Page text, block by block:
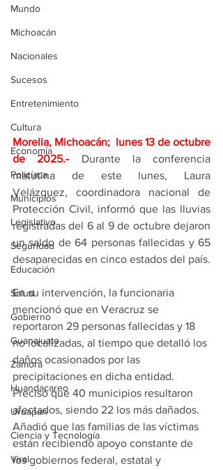
Mundo
Michoacán
Nacionales
Sucesos
Entretenimiento
Cultura
Economía
Policíaca
Municipios
Legislativo
Seguridad
Educación
Salud
Gobierno
Guanajuato
Zamora
Huandacareo
Uruapan
Ciencia y Tecnología
Viral
Morelia, Michoacán;  lunes 13 de octubre
de 2025.- Durante la conferencia
matutina de este lunes, Laura
Velázquez, coordinadora nacional de
Protección Civil, informó que las lluvias
registradas del 6 al 9 de octubre dejaron
un saldo de 64 personas fallecidas y 65
desaparecidas en cinco estados del país.
En su intervención, la funcionaria
mencionó que en Veracruz se
reportaron 29 personas fallecidas y 18
no localizadas, al tiempo que detalló los
daños ocasionados por las
precipitaciones en dicha entidad.
Precisó que 40 municipios resultaron
afectados, siendo 22 los más dañados.
Añadió que las familias de las víctimas
están recibiendo apoyo constante de
los gobiernos federal, estatal y